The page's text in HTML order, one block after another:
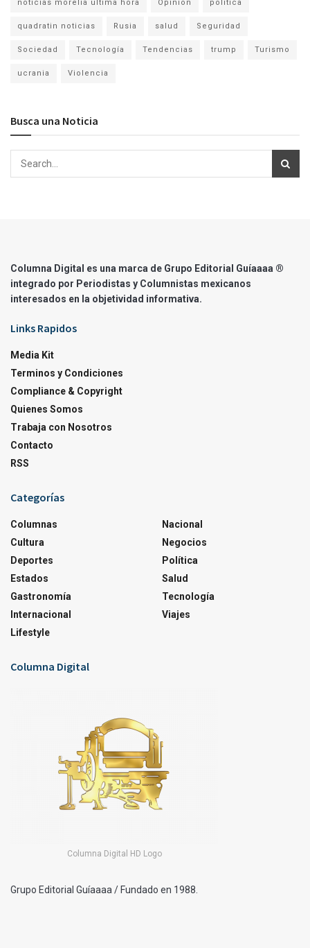
noticias morelia ultima hora Opinion politica
quadratin noticias Rusia salud Seguridad
Sociedad Tecnología Tendencias trump Turismo
ucrania Violencia
Busca una Noticia
Columna Digital es una marca de Grupo Editorial Guíaaaa ®
integrado por Periodistas y Columnistas mexicanos
interesados en la objetividad informativa.
Links Rapidos
Media Kit
Terminos y Condiciones
Compliance & Copyright
Quienes Somos
Trabaja con Nosotros
Contacto
RSS
Categorías
Columnas
Cultura
Deportes
Estados
Gastronomía
Internacional
Lifestyle
Nacional
Negocios
Política
Salud
Tecnología
Viajes
Columna Digital
Columna Digital HD Logo
Grupo Editorial Guíaaaa / Fundado en 1988.